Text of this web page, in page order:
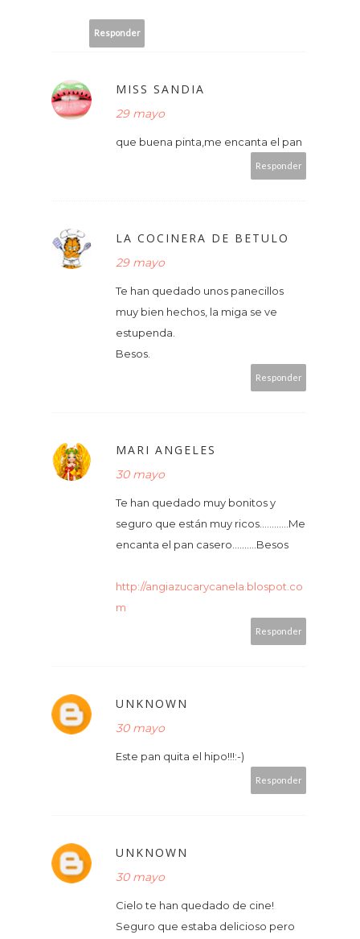
Responder
MISS SANDIA
29 mayo
que buena pinta,me encanta el pan
Responder
LA COCINERA DE BETULO
29 mayo
Te han quedado unos panecillos
muy bien hechos, la miga se ve
estupenda.
Besos.
Responder
MARI ANGELES
30 mayo
Te han quedado muy bonitos y
seguro que están muy ricos............Me
encanta el pan casero..........Besos
http://angiazucarycanela.blospot.co
m
Responder
UNKNOWN
30 mayo
Este pan quita el hipo!!!:-)
Responder
UNKNOWN
30 mayo
Cielo te han quedado de cine!
Seguro que estaba delicioso pero